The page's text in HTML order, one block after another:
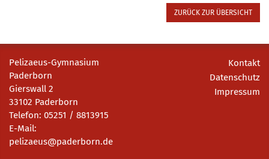
ZURÜCK ZUR ÜBERSICHT
Pelizaeus-Gymnasium
Paderborn
Gierswall 2
33102 Paderborn
Telefon: 05251 / 8813915
E-Mail:
pelizaeus@paderborn.de
Kontakt
Datenschutz
Impressum